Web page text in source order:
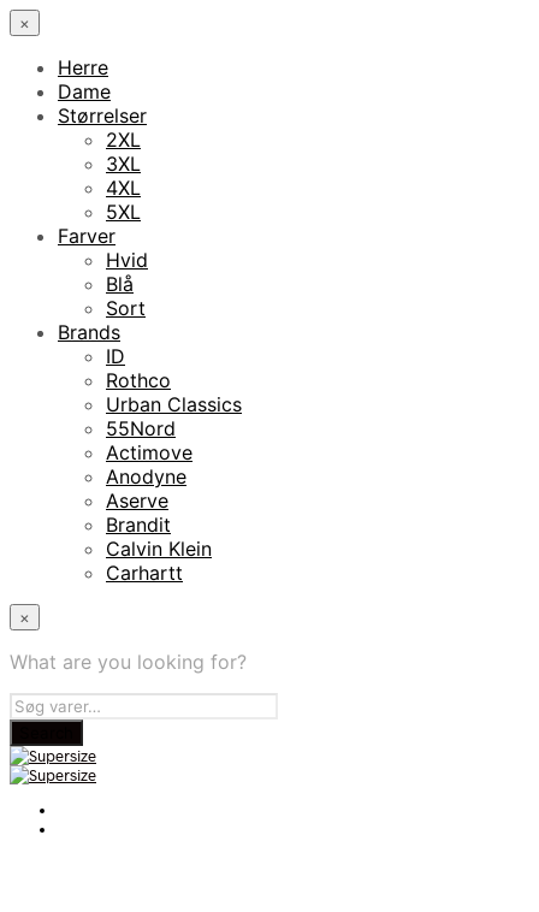
×
Herre
Dame
Størrelser
2XL
3XL
4XL
5XL
Farver
Hvid
Blå
Sort
Brands
ID
Rothco
Urban Classics
55Nord
Actimove
Anodyne
Aserve
Brandit
Calvin Klein
Carhartt
×
What are you looking for?